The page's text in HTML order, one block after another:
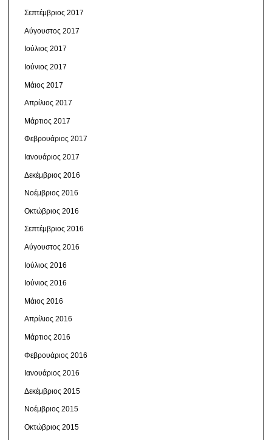
Σεπτέμβριος 2017
Αύγουστος 2017
Ιούλιος 2017
Ιούνιος 2017
Μάιος 2017
Απρίλιος 2017
Μάρτιος 2017
Φεβρουάριος 2017
Ιανουάριος 2017
Δεκέμβριος 2016
Νοέμβριος 2016
Οκτώβριος 2016
Σεπτέμβριος 2016
Αύγουστος 2016
Ιούλιος 2016
Ιούνιος 2016
Μάιος 2016
Απρίλιος 2016
Μάρτιος 2016
Φεβρουάριος 2016
Ιανουάριος 2016
Δεκέμβριος 2015
Νοέμβριος 2015
Οκτώβριος 2015